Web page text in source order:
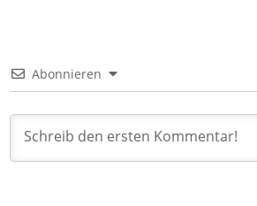
Abonnieren